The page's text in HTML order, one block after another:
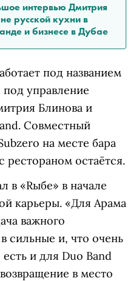
интервью Дмитрия
русской кухни в
и бизнесе в Дубае
под названием
управление
Блинова и
Совместный
на месте бара
рестораном остаётся.
в «Rыбе» в начале
карьеры. «Для Арама
важного
сильные и, что очень
и для Duo Band
в место